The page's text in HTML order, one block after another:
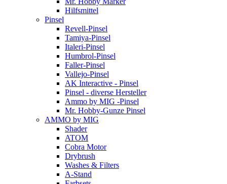
Hilfsmittel
Pinsel
Revell-Pinsel
Tamiya-Pinsel
Italeri-Pinsel
Humbrol-Pinsel
Faller-Pinsel
Vallejo-Pinsel
AK Interactive - Pinsel
Pinsel - diverse Hersteller
Ammo by MIG -Pinsel
Mr. Hobby-Gunze Pinsel
AMMO by MIG
Shader
ATOM
Cobra Motor
Drybrush
Washes & Filters
A-Stand